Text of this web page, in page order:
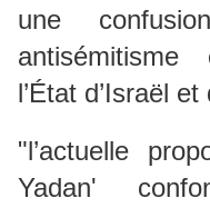
une
l’État d’Israël
"l’actuelle
Yadan'